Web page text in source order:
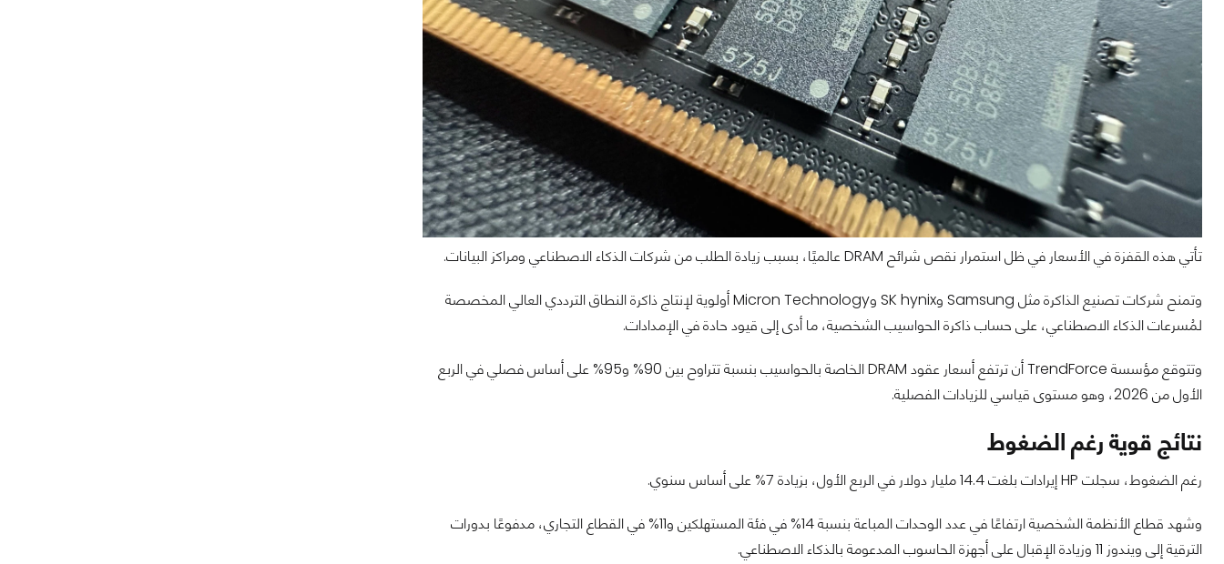
تأتي هذه القفزة في الأسعار في ظل استمرار نقص شرائح DRAM عالميًا، بسبب زيادة الطلب من شركات الذكاء الاصطناعي ومراكز البيانات.
وتمنح شركات تصنيع الذاكرة مثل Samsung وSK hynix وMicron Technology أولوية لإنتاج ذاكرة النطاق الترددي العالي المخصصة
لمُسرعات الذكاء الاصطناعي، على حساب ذاكرة الحواسيب الشخصية، ما أدى إلى قيود حادة في الإمدادات.
وتتوقع مؤسسة TrendForce أن ترتفع أسعار عقود DRAM الخاصة بالحواسيب بنسبة تتراوح بين 90% و95% على أساس فصلي في الربع
الأول من 2026، وهو مستوى قياسي للزيادات الفصلية.
‏نتائج قوية رغم الضغوط
رغم الضغوط، سجلت HP إيرادات بلغت 14.4 مليار دولار في الربع الأول، بزيادة 7% على أساس سنوي.
وشهد قطاع الأنظمة الشخصية ارتفاعًا في عدد الوحدات المباعة بنسبة 14% في فئة المستهلكين و11% في القطاع التجاري، مدفوعًا بدورات
الترقية إلى ويندوز 11 وزيادة الإقبال على أجهزة الحاسوب المدعومة بالذكاء الاصطناعي.